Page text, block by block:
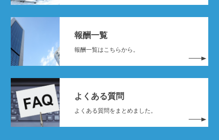
報酬一覧
報酬一覧はこちらから。
よくある質問
よくある質問をまとめました。